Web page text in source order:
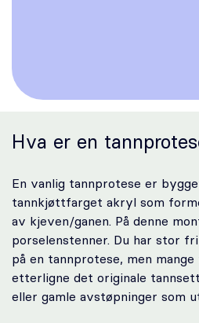
Hva er en
En vanlig tannprotese er
tannkjøttfarget akryl som
av kjeven/ganen. På denne
porselenstenner. Du har stor
på en tannprotese, men
etterligne det originale
eller gamle avstøpninger som